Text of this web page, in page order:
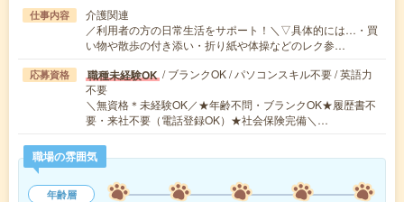
仕事内容
介護関連
／利用者の方の日常生活をサポート！＼▽具体的には…・買
い物や散歩の付き添い・折り紙や体操などのレク参…
応募資格 職種未経験OK / ブランクOK / パソコンスキル不要 / 英語力
不要
＼無資格＊未経験OK／★年齢不問・ブランクOK★履歴書不
要・来社不要（電話登録OK）★社会保険完備＼…
職場の雰囲気
年齢層